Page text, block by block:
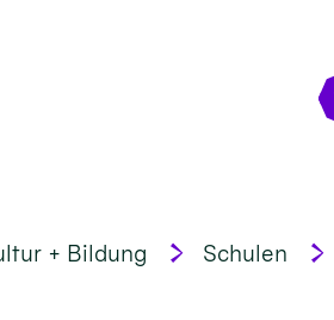
+ Bildung Schulen